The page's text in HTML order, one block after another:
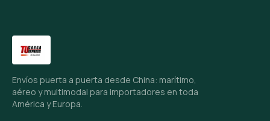
Envíos puerta a puerta desde China: marítimo,
aéreo y multimodal para importadores en toda
América y Europa.